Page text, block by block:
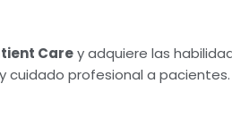
Carey adquiere las
profesional a pacientes.